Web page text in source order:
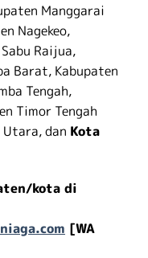
Manggarai
Nagekeo,
Raijua,
Barat, Kabupaten
Tengah,
Timor Tengah
Utara, dan Kota
kota di
[WA